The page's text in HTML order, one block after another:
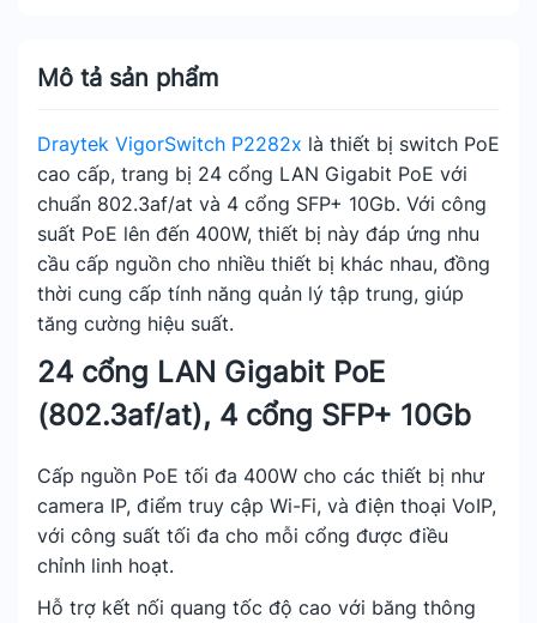
Mô tả sản phẩm
Draytek VigorSwitch P2282x là thiết bị switch PoE
cao cấp, trang bị 24 cổng LAN Gigabit PoE với
chuẩn 802.3af/at và 4 cổng SFP+ 10Gb. Với công
suất PoE lên đến 400W, thiết bị này đáp ứng nhu
cầu cấp nguồn cho nhiều thiết bị khác nhau, đồng
thời cung cấp tính năng quản lý tập trung, giúp
tăng cường hiệu suất.
24 cổng LAN Gigabit PoE
(802.3af/at), 4 cổng SFP+ 10Gb
Cấp nguồn PoE tối đa 400W cho các thiết bị như
camera IP, điểm truy cập Wi-Fi, và điện thoại VoIP,
với công suất tối đa cho mỗi cổng được điều
chỉnh linh hoạt.
Hỗ trợ kết nối quang tốc độ cao với băng thông